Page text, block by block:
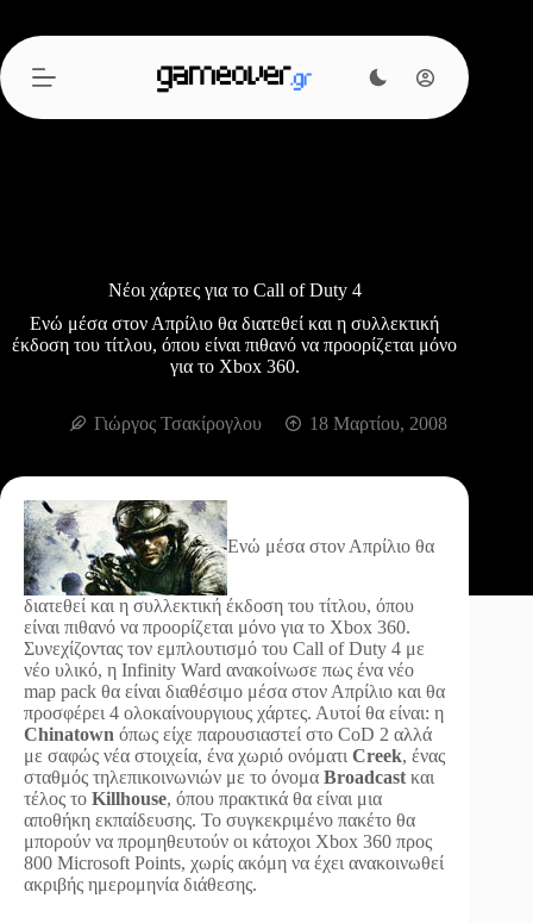
περιεχόμενο
Νέοι χάρτες για το Call of Duty 4
Ενώ μέσα στον Απρίλιο θα διατεθεί και η συλλεκτική
έκδοση του τίτλου, όπου είναι πιθανό να προορίζεται μόνο
για το Xbox 360.
Γιώργος Τσακίρογλου 18 Μαρτίου, 2008
Ενώ μέσα στον Απρίλιο θα
διατεθεί και η συλλεκτική έκδοση του τίτλου, όπου
είναι πιθανό να προορίζεται μόνο για το Xbox 360.
Συνεχίζοντας τον εμπλουτισμό του Call of Duty 4 με
νέο υλικό, η Infinity Ward ανακοίνωσε πως ένα νέο
map pack θα είναι διαθέσιμο μέσα στον Απρίλιο και θα
προσφέρει 4 ολοκαίνουργιους χάρτες. Αυτοί θα είναι: η
Chinatown όπως είχε παρουσιαστεί στο CoD 2 αλλά
με σαφώς νέα στοιχεία, ένα χωριό ονόματι Creek, ένας
σταθμός τηλεπικοινωνιών με το όνομα Broadcast και
τέλος το Killhouse, όπου πρακτικά θα είναι μια
αποθήκη εκπαίδευσης. Το συγκεκριμένο πακέτο θα
μπορούν να προμηθευτούν οι κάτοχοι Xbox 360 προς
800 Microsoft Points, χωρίς ακόμη να έχει ανακοινωθεί
ακριβής ημερομηνία διάθεσης.